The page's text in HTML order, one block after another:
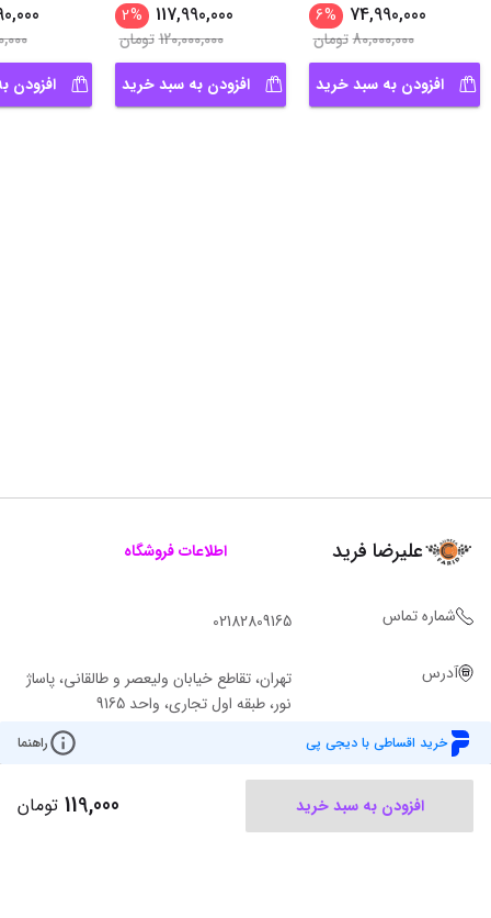
74,990,000
%
6
80,000,000تومان
افزودن به سبد خرید
117,990,000
%
2
120,000,000تومان
افزودن به سبد خرید
افزودن
خرید اقساطی با دیجی پی راهنما
افزودن به سبد خرید 119,000 تومان
علیرضا فرید اطلاعات فروشگاه
شماره تماس 02182809165
آدرس
تهران، تقاطع خیابان ولیعصر و طالقانی، پاساژ
نور، طبقه اول تجاری، واحد 9165